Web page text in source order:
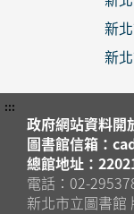
新
新
:::
政府網站資料開
圖書館信箱：
總館地址：
電話：02-
新北市立圖書館